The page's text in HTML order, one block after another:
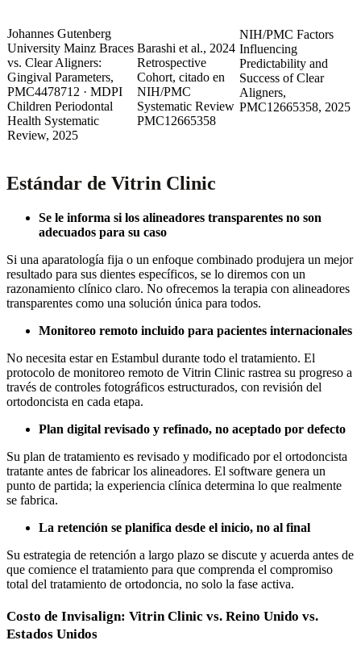
Johannes Gutenberg
University Mainz Braces
vs. Clear Aligners:
Gingival Parameters,
PMC4478712 · MDPI
Children Periodontal
Health Systematic
Review, 2025
Barashi et al., 2024
Retrospective
Cohort, citado en
NIH/PMC
Systematic Review
PMC12665358
NIH/PMC Factors
Influencing
Predictability and
Success of Clear
Aligners,
PMC12665358, 2025
Estándar de Vitrin Clinic
Se le informa si los alineadores transparentes no son
adecuados para su caso
Si una aparatología fija o un enfoque combinado produjera un mejor
resultado para sus dientes específicos, se lo diremos con un
razonamiento clínico claro. No ofrecemos la terapia con alineadores
transparentes como una solución única para todos.
Monitoreo remoto incluido para pacientes internacionales
No necesita estar en Estambul durante todo el tratamiento. El
protocolo de monitoreo remoto de Vitrin Clinic rastrea su progreso a
través de controles fotográficos estructurados, con revisión del
ortodoncista en cada etapa.
Plan digital revisado y refinado, no aceptado por defecto
Su plan de tratamiento es revisado y modificado por el ortodoncista
tratante antes de fabricar los alineadores. El software genera un
punto de partida; la experiencia clínica determina lo que realmente
se fabrica.
La retención se planifica desde el inicio, no al final
Su estrategia de retención a largo plazo se discute y acuerda antes de
que comience el tratamiento para que comprenda el compromiso
total del tratamiento de ortodoncia, no solo la fase activa.
Costo de Invisalign: Vitrin Clinic vs. Reino Unido vs.
Estados Unidos